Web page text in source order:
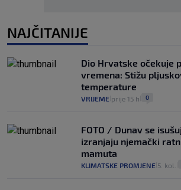
NAJČITANIJE
Dio Hrvatske očekuje
vremena: Stižu
temperature
VRIJEME prije 15 h 0
FOTO / Dunav se
izranjaju njemački
mamuta
KLIMATSKE PROMJENE 5. kol.